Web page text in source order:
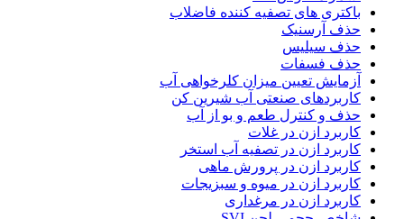
باکتری های تصفیه کننده فاضلاب
حذف آرسنیک
حذف سیلیس
حذف فسفات
آزمایش تعیین میزان کلرخواهی آب
کاربردهای صنعتی آب شیرین کن
حذف و کنترل طعم و بو از آب
کاربرد ازن در غلات
کاربرد ازن در تصفیه آب استخر
کاربرد ازن در پرورش ماهی
کاربرد ازن در میوه و سبزیجات
کاربرد ازن در مرغداری